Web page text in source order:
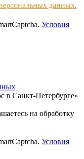
данных.
Условия
в Санкт-Петербурге»
на обработку
Условия